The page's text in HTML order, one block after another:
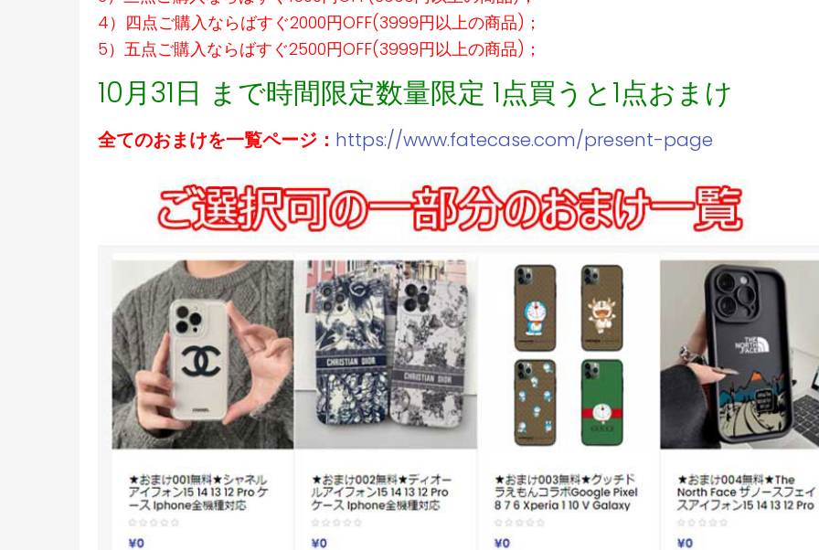
4）四点ご購入ならばすぐ2000円OFF(3999円以上の商品)；
5）五点ご購入ならばすぐ2500円OFF(3999円以上の商品)；
10月31日 まで時間限定数量限定 1点買うと1点おまけ
全てのおまけを一覧ページ： https://www.fatecase.com/present-page